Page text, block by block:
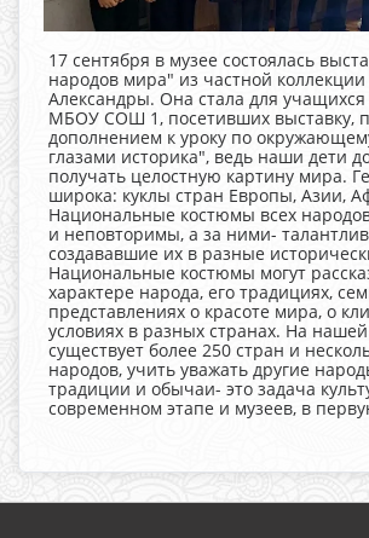
17 сентября в музее состоялась
народов мира" из частной коллекции
Александры. Она стала для учащихся
МБОУ СОШ 1, посетивших выставку,
дополнением к уроку по
глазами историка", ведь наши дети
получать целостную картину мира.
широка: куклы стран Европы, Азии,
Национальные костюмы всех
и неповторимы, а за ними-
создававшие их в разные
Национальные костюмы могут
характере народа, его традициях,
представлениях о красоте мира, о
условиях в разных странах. На
существует более 250 стран и
народов, учить уважать другие
традиции и обычаи- это задача
современном этапе и музеев, в